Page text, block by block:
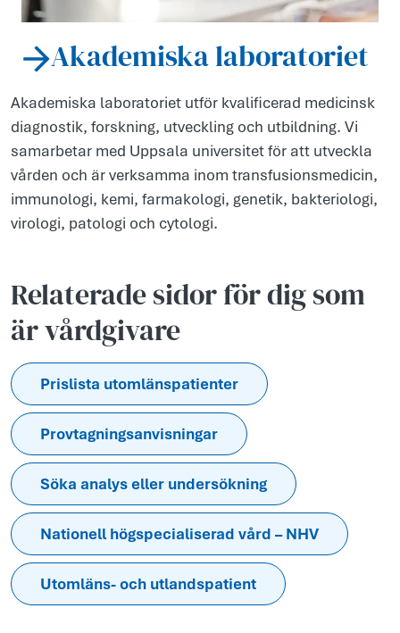
Akademiska laboratoriet
Akademiska laboratoriet utför kvalificerad medicinsk
diagnostik, forskning, utveckling och utbildning. Vi
samarbetar med Uppsala universitet för att utveckla
vården och är verksamma inom transfusionsmedicin,
immunologi, kemi, farmakologi, genetik, bakteriologi,
virologi, patologi och cytologi.
Relaterade sidor för dig som
är vårdgivare
Prislista utomlänspatienter
Provtagningsanvisningar
Söka analys eller undersökning
Nationell högspecialiserad vård – NHV
Utomläns- och utlandspatient